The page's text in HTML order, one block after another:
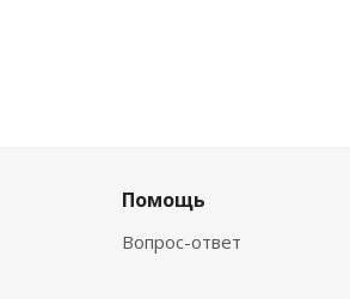
Помощь
Вопрос-ответ